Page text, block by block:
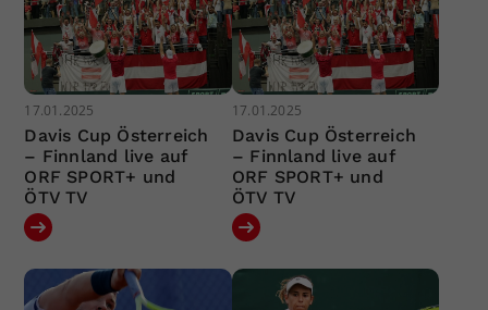
17.01.2025
Davis Cup Österreich
– Finnland live auf
ORF SPORT+ und
ÖTV TV
17.01.2025
Davis Cup Österreich
– Finnland live auf
ORF SPORT+ und
ÖTV TV